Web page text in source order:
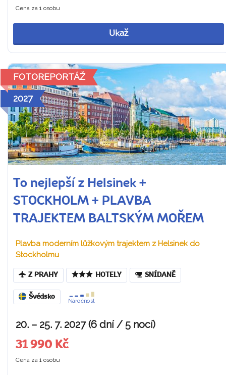
Cena za 1 osobu
Ukaž
FOTOREPORTÁŽ
2027
To nejlepší z Helsinek +
STOCKHOLM + PLAVBA
TRAJEKTEM BALTSKÝM MOŘEM
Plavba moderním lůžkovým trajektem z Helsinek do
Stockholmu
Z PRAHY HOTELY SNÍDANĚ
Švédsko
Náročnost
20. – 25. 7. 2027 (6 dní / 5 nocí)
31 990 Kč
Cena za 1 osobu